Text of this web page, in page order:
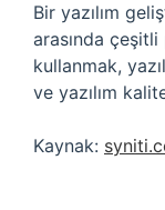
Bir yazılım
arasında
kullanmak,
ve yazılım
Kaynak: